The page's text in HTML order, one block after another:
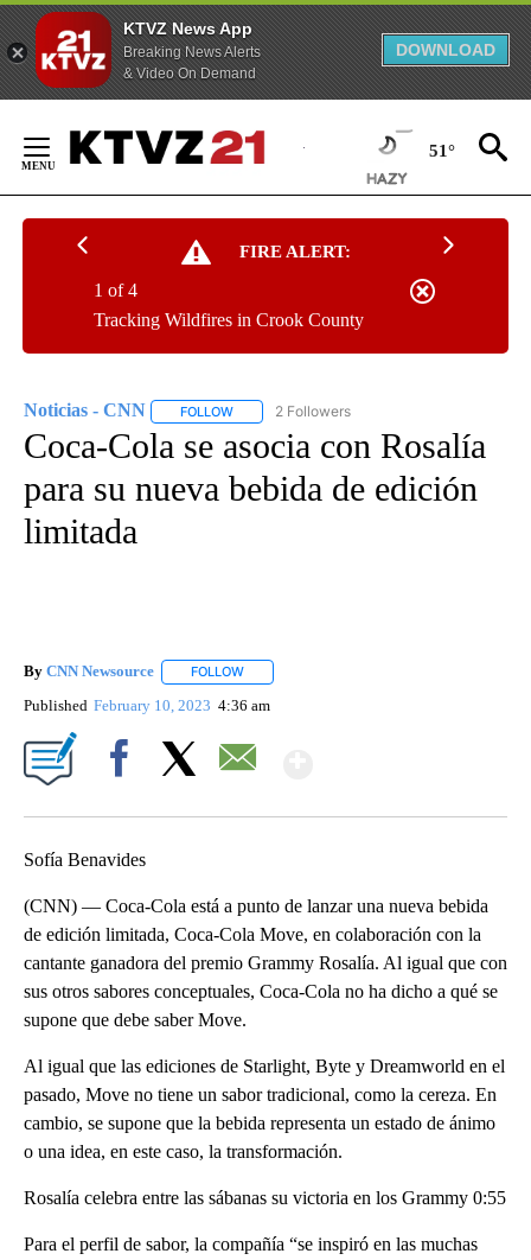
KTVZ News App
Breaking News Alerts
& Video On Demand
DOWNLOAD
Content
51°
FIRE ALERT:
Tracking Wildfires in Crook County
1 of 4
Noticias - CNN FOLLOW FOLLOW "NOTICIAS - CNN" TO RECEIVE
2 Followers
Coca-Cola se asocia con Rosalía
para su nueva bebida de edición
limitada
By CNN Newsource FOLLOW
Published February 10, 2023 4:36 am
Sofía Benavides
(CNN) — Coca-Cola está a punto de lanzar una nueva bebida
de edición limitada, Coca-Cola Move, en colaboración con la
cantante ganadora del premio Grammy Rosalía. Al igual que con
sus otros sabores conceptuales, Coca-Cola no ha dicho a qué se
supone que debe saber Move.
Al igual que las ediciones de Starlight, Byte y Dreamworld en el
pasado, Move no tiene un sabor tradicional, como la cereza. En
cambio, se supone que la bebida representa un estado de ánimo
o una idea, en este caso, la transformación.
Rosalía celebra entre las sábanas su victoria en los Grammy 0:55
Para el perfil de sabor, la compañía “se inspiró en las muchas